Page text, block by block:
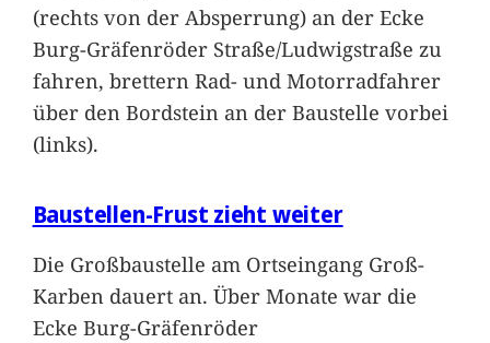
(rechts von der Absperrung) an der Ecke
Burg-Gräfenröder Straße/Ludwigstraße zu
fahren, brettern Rad- und Motorradfahrer
über den Bordstein an der Baustelle vorbei
(links).
Baustellen-Frust zieht weiter
Die Großbaustelle am Ortseingang Groß-
Karben dauert an. Über Monate war die
Ecke Burg-Gräfenröder